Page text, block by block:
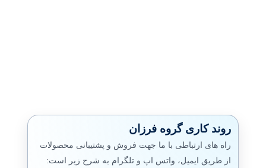
روند کاری گروه فرزان
راه های ارتباطی با ما جهت فروش و پشتیبانی محصولات
از طریق ایمیل، واتس اپ و تلگرام به شرح زیر است: